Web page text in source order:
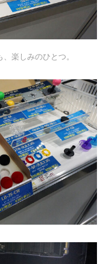
楽しみのひとつ。